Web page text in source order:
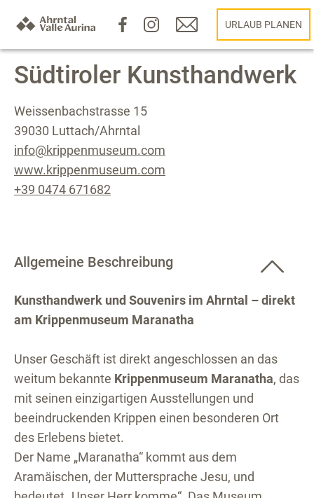
URLAUB PLANEN
Südtiroler Kunsthandwerk
Weissenbachstrasse 15
39030 Luttach/Ahrntal
info@krippenmuseum.com
www.krippenmuseum.com
+39 0474 671682
Allgemeine Beschreibung
Kunsthandwerk und Souvenirs im Ahrntal – direkt
am Krippenmuseum Maranatha
Unser Geschäft ist direkt angeschlossen an das
weitum bekannte Krippenmuseum Maranatha, das
mit seinen einzigartigen Ausstellungen und
beeindruckenden Krippen einen besonderen Ort
des Erlebens bietet.
Der Name „Maranatha“ kommt aus dem
Aramäischen, der Muttersprache Jesu, und